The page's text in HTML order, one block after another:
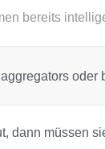
bereits
oder
dann müssen